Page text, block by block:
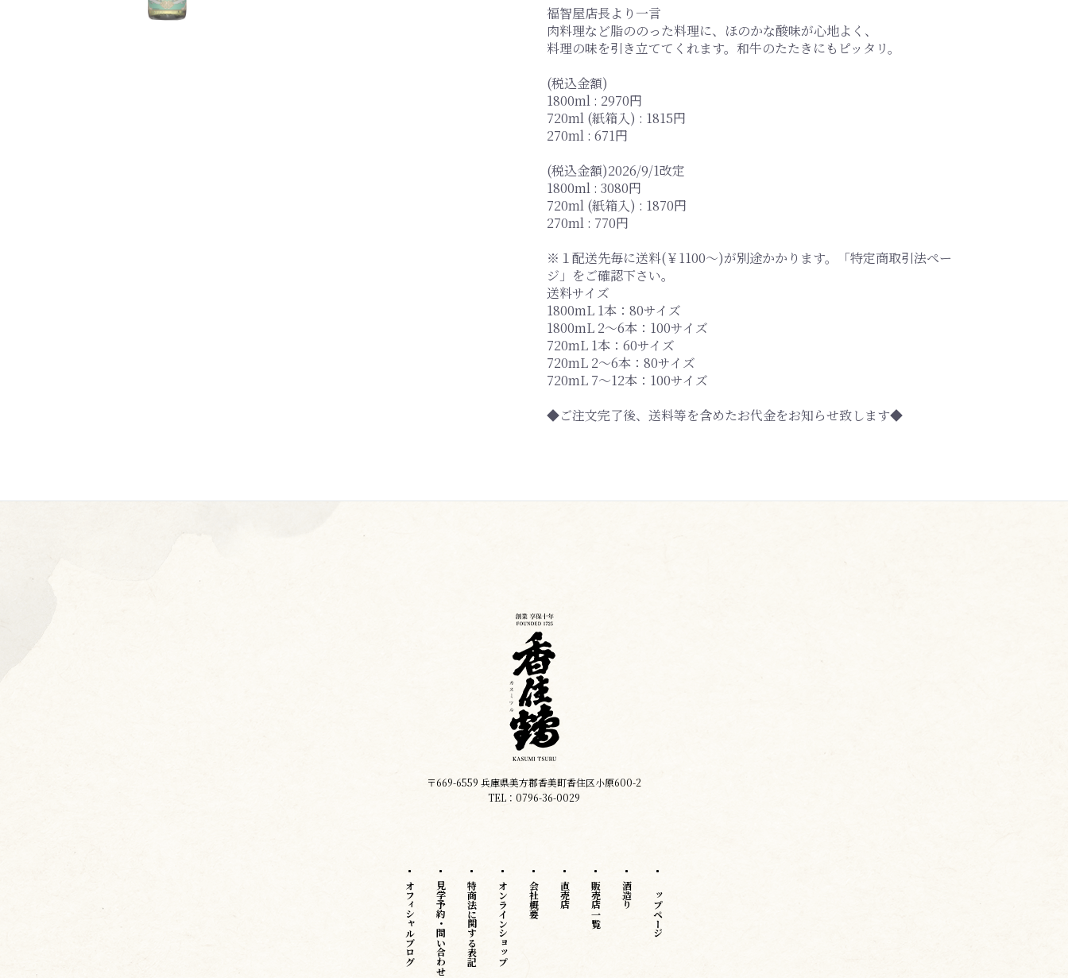
福智屋店長より一言
肉料理など脂ののった料理に、ほのかな酸味が心地よく、
料理の味を引き立ててくれます。和牛のたたきにもピッタリ。
(税込金額)
1800ml : 2970円
720ml (紙箱入) : 1815円
270ml : 671円
(税込金額)2026/9/1改定
1800ml : 3080円
720ml (紙箱入) : 1870円
270ml : 770円
※１配送先毎に送料(￥1100～)が別途かかります。「特定商取引法ペー
ジ」をご確認下さい。
送料サイズ
1800mL 1本：80サイズ
1800mL 2～6本：100サイズ
720mL 1本：60サイズ
720mL 2～6本：80サイズ
720mL 7～12本：100サイズ
◆ご注文完了後、送料等を含めたお代金をお知らせ致します◆
トップページ
酒造り
販売店一覧
直売店
会社概要
オンラインショップ
特商法に関する表記
見学予約・問い合わせ
オフィシャルブログ
〒669-6559 兵庫県美方郡香美町香住区小原600-2
TEL：0796-36-0029